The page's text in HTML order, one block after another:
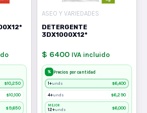
$10,250
$10,100
$9,650
ASEO Y VARIEDADES
DETERGENTE
3DX1000X12*
$ 6400 IVA incluido
% Precios por cantidad
1+unds $6,400
4+unds $6,290
MEJOR
12+unds $6,000